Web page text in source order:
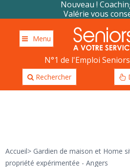
Nouveau !
Valérie vous
Menu
N°1 de l'Emploi
Rechercher
Accueil> Gardien de maison et Home
propriété expérimentée - Angers